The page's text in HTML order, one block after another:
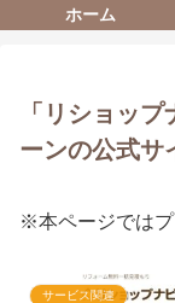
ホーム
「リショッ
ーンの公式サ
※本ページではプ
サービス関連